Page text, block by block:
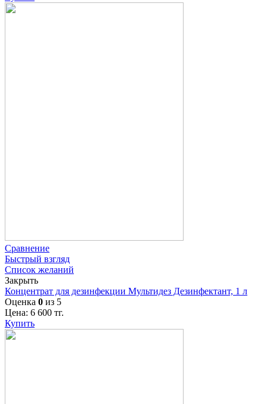
Сравнение
Быстрый взгляд
Список желаний
Закрыть
Концентрат для дезинфекции Мультидез Дезинфектант, 1 л
Оценка 0 из 5
Цена: 6 600 тг.
Купить